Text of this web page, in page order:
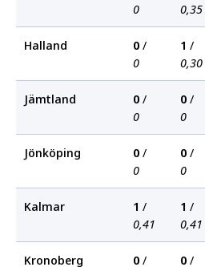
0
0,35
Halland 0 /
0
1 /
0,30
Jämtland 0 /
0
0 /
0
Jönköping 0 /
0
0 /
0
Kalmar 1 /
0,41
1 /
0,41
Kronoberg 0 / 0 /